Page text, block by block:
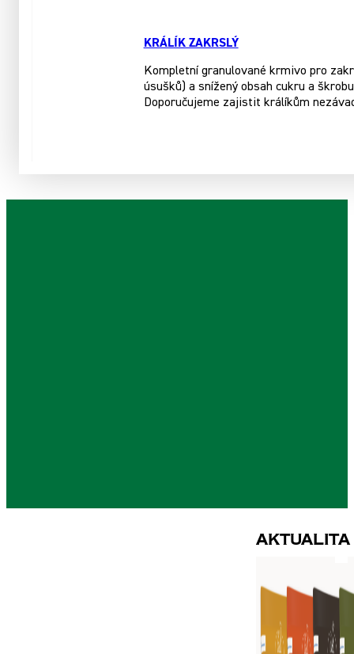
KRÁLÍK ZAKRSLÝ
Kompletní granulované krmivo pro
úsušků) a snížený obsah cukru a
Doporučujeme zajistit králíkům
Aktualita